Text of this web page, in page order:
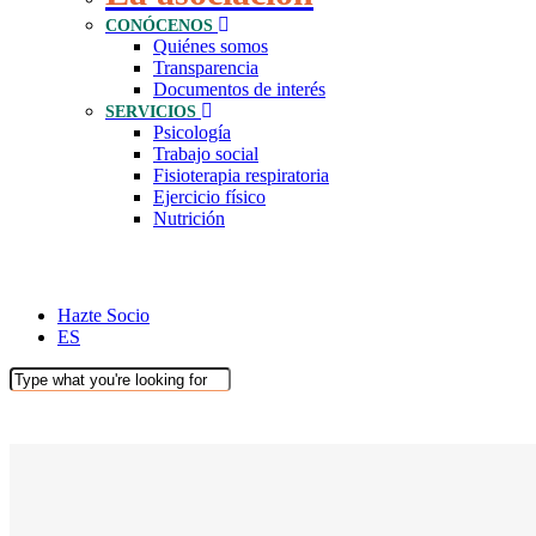
CONÓCENOS
Quiénes somos
Transparencia
Documentos de interés
SERVICIOS
Psicología
Trabajo social
Fisioterapia respiratoria
Ejercicio físico
Nutrición
Hazte Socio
ES